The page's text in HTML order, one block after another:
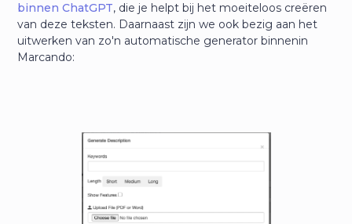
binnen ChatGPT, die je helpt bij het moeiteloos creëren
van deze teksten. Daarnaast zijn we ook bezig aan het
uitwerken van zo'n automatische generator binnenin
Marcando: